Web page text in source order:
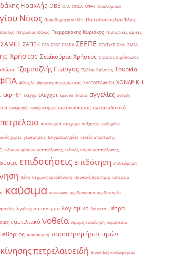
Ηρακλής ΟΒΕ ΟΓΑ ΟΟΣΑ ΟΦΑΕ Οικονομικός
Νίκος Παπαδημητρίου Μπ. Παπαδοπούλου Έλλη
Πετραλιάς Θάνος Πιερρακάκης Κυριάκος Πιστωτικές κάρτες
ΣΑΜΕΕ ΣΑΠΕΚ ΣΕΒ ΣΕΒΤ ΣΕΔΕ ΙΙ ΣΕΕΠΕ ΣΕΥΠΥΚΕ ΣΚΑΙ ΣΜΕΑ
Χρήστος Σταϊκούρας Χρήστος Στράτος Σιμόπουλος
Τζαμπαζλής Γιώργος Τζιόλας Χρήστος Τουρκία
Φίλης Ν. Φραγκογιάννης Κώστας ΧΑΡΤΟΓΡΑΦΗΣΗ ΧΟΝΔΡΙΚΗ
έκρηξη έλεγχο έλεγχοι έρευνα έσοδα αγγελίες αγορές
αναφορές αναψυκτήρια ανταγωνισμός ανταποδοτικά
αστυνομία ατύχημα αυξήσεις αυξημένα
χώρες γεωτρήσεις δειγματοληψίες δελτίο αποστολής
ειδικούς φόρους κατανάλωσης ειδικός φόρος κατανάλωσης
επιδοτήσεις επιδότηση επιθεώρηση
θέση θερμική καταπόνηση ιδιωτικά πρατήρια ισοζύγιο
καύσιμα καύσωνας κερδοσκοπία κερδοφορία
λιγνίτης λιπαντήρια λογισμικό λουκέτο μέτρα
ναυτιλιακό νοθεία νομιμη διακίνηση νομοθεσία
παραπομπή παρατηρητήριο τιμών
πετρελαιοειδή πινακίδες κυκλοφορίας